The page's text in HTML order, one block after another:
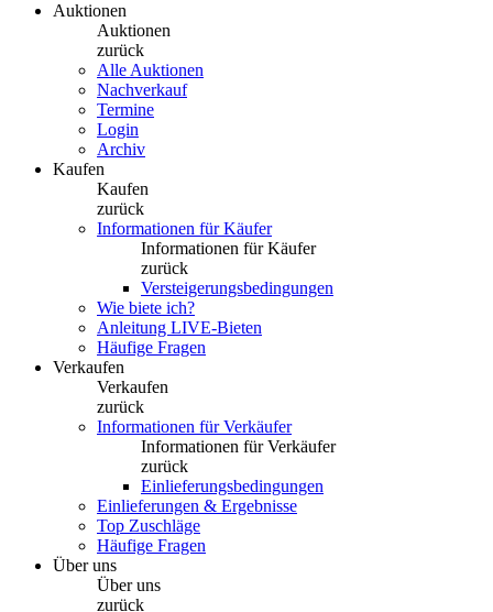
Auktionen
Auktionen
zurück
Alle Auktionen
Nachverkauf
Termine
Login
Archiv
Kaufen
Kaufen
zurück
Informationen für Käufer
Informationen für Käufer
zurück
Versteigerungsbedingungen
Wie biete ich?
Anleitung LIVE-Bieten
Häufige Fragen
Verkaufen
Verkaufen
zurück
Informationen für Verkäufer
Informationen für Verkäufer
zurück
Einlieferungsbedingungen
Einlieferungen & Ergebnisse
Top Zuschläge
Häufige Fragen
Über uns
Über uns
zurück